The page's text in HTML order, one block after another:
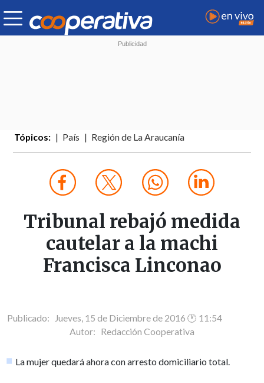
Tópicos: País Región de La Araucanía
Tribunal rebajó medida
cautelar a la machi
Francisca Linconao
Publicado: Jueves, 15 de Diciembre de 2016 🕐 11:54
Autor: Redacción Cooperativa
La mujer quedará ahora con arresto domiciliario total.